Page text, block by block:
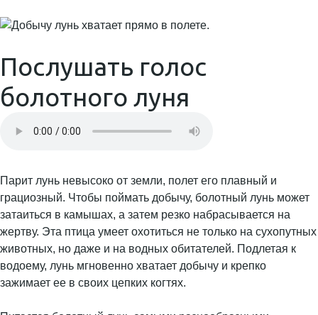
Послушать голос
болотного луня
Парит лунь невысоко от земли, полет его плавный и
грациозный. Чтобы поймать добычу, болотный лунь может
затаиться в камышах, а затем резко набрасывается на
жертву. Эта птица умеет охотиться не только на сухопутных
животных, но даже и на водных обитателей. Подлетая к
водоему, лунь мгновенно хватает добычу и крепко
зажимает ее в своих цепких когтях.